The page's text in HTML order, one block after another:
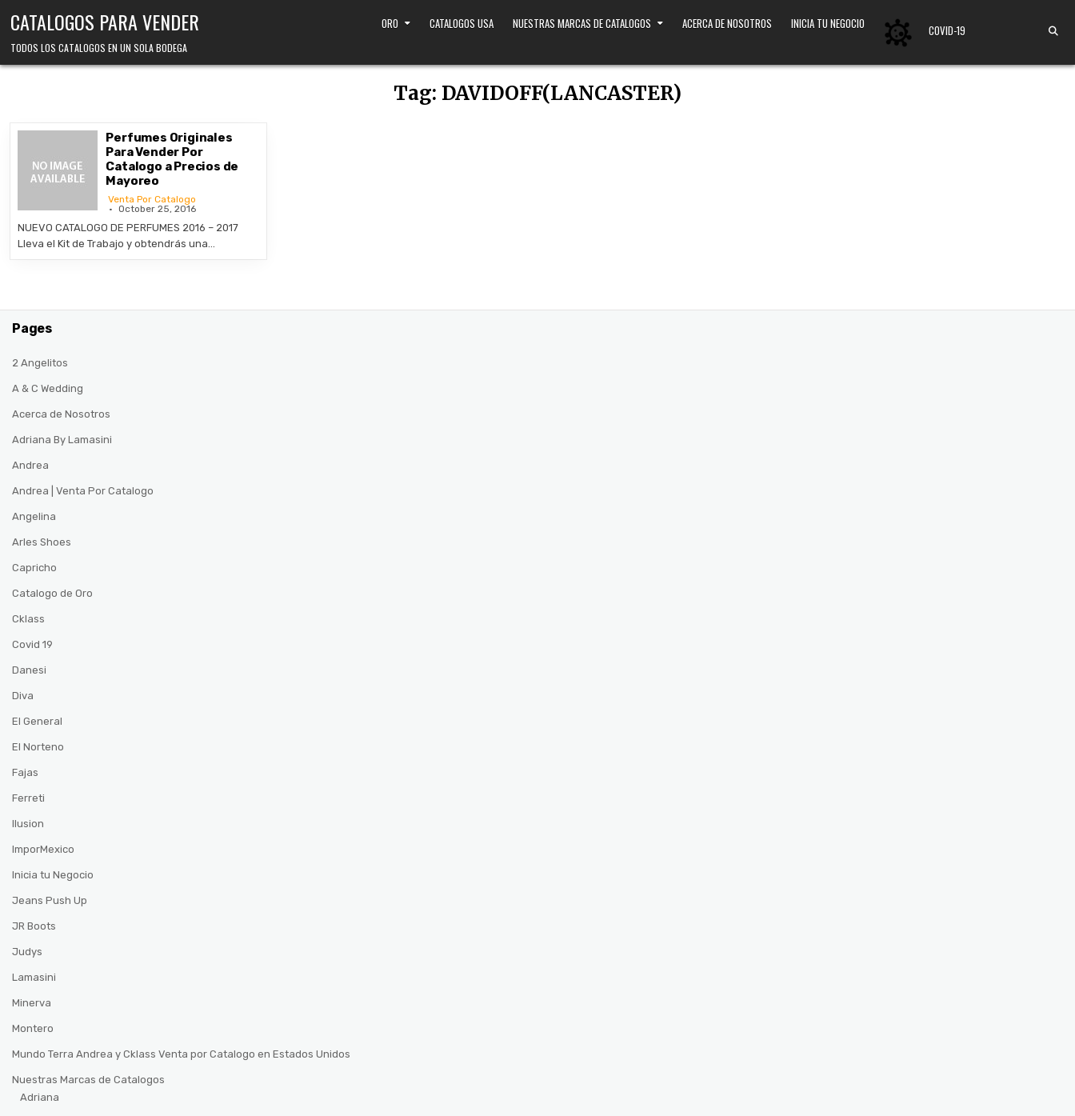
CATALOGOS PARA VENDER
TODOS LOS CATALOGOS EN UN SOLA BODEGA
ORO CATALOGOS USA NUESTRAS MARCAS DE CATALOGOS ACERCA DE NOSOTROS INICIA TU NEGOCIO COVID-19
Tag: DAVIDOFF(LANCASTER)
Perfumes Originales
Para Vender Por
Catalogo a Precios de
Mayoreo
Venta Por Catalogo
October 25, 2016
NUEVO CATALOGO DE PERFUMES 2016 – 2017
Lleva el Kit de Trabajo y obtendrás una…
Pages
2 Angelitos
A & C Wedding
Acerca de Nosotros
Adriana By Lamasini
Andrea
Andrea | Venta Por Catalogo
Angelina
Arles Shoes
Capricho
Catalogo de Oro
Cklass
Covid 19
Danesi
Diva
El General
El Norteno
Fajas
Ferreti
Ilusion
ImporMexico
Inicia tu Negocio
Jeans Push Up
JR Boots
Judys
Lamasini
Minerva
Montero
Mundo Terra Andrea y Cklass Venta por Catalogo en Estados Unidos
Nuestras Marcas de Catalogos
Adriana